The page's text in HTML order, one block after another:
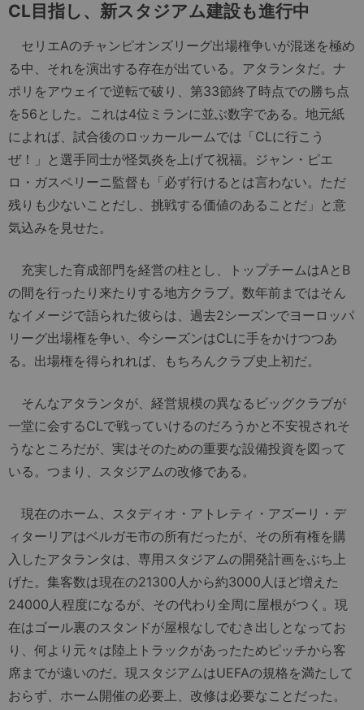
CL目指し、新スタジアム建設も進行中
セリエAのチャンピオンズリーグ出場権争いが混迷を極め
る中、それを演出する存在が出ている。アタランタだ。ナ
ポリをアウェイで逆転で破り、第33節終了時点での勝ち点
を56とした。これは4位ミランに並ぶ数字である。地元紙
によれば、試合後のロッカールームでは「CLに行こう
ぜ！」と選手同士が怪気炎を上げて祝福。ジャン・ピエ
ロ・ガスペリーニ監督も「必ず行けるとは言わない。ただ
残りも少ないことだし、挑戦する価値のあることだ」と意
気込みを見せた。
充実した育成部門を経営の柱とし、トップチームはAとB
の間を行ったり来たりする地方クラブ。数年前まではそん
なイメージで語られた彼らは、過去2シーズンでヨーロッパ
リーグ出場権を争い、今シーズンはCLに手をかけつつあ
る。出場権を得られれば、もちろんクラブ史上初だ。
そんなアタランタが、経営規模の異なるビッグクラブが
一堂に会するCLで戦っていけるのだろうかと不安視されそ
うなところだが、実はそのための重要な設備投資を図って
いる。つまり、スタジアムの改修である。
現在のホーム、スタディオ・アトレティ・アズーリ・デ
ィターリアはベルガモ市の所有だったが、その所有権を購
入したアタランタは、専用スタジアムの開発計画をぶち上
げた。集客数は現在の21300人から約3000人ほど増えた
24000人程度になるが、その代わり全周に屋根がつく。現
在はゴール裏のスタンドが屋根なしでむき出しとなってお
り、何より元々は陸上トラックがあったためピッチから客
席までが遠いのだ。現スタジアムはUEFAの規格を満たして
おらず、ホーム開催の必要上、改修は必要なことだった。